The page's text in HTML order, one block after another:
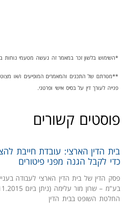
*השימוש בלשון זכר במאמר זה נעשה מטעמי נוחות
**מטרתם של התכנים והמאמרים המופיעים ו/או
פנייה לעורך דין על בסיס אישי ופרטני.
פוסטים קשורים
בית הדין הארצי: עובדת חייבת
כדי לקבל הגנה מפני פיטורים
פסק הדין של בית הדין הארצי לעבודה
החלטת השופט בבית הדין